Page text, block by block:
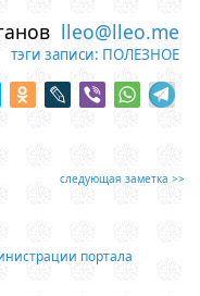
lleo@lleo.me
тэги записи: ПОЛЕЗНОЕ
следующая заметка >>
портала